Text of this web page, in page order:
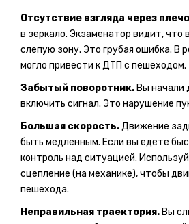
Отсутствие взгляда через
в зеркало. Экзаменатор видит, что
слепую зону. Это грубая ошибка. В
могло привести к ДТП с пешеходом.
Забытый поворотник. Вы начали
включить сигнал. Это нарушение
Большая скорость.Движение
быть медленным. Если вы едете
контроль над ситуацией.
сцепление (на механике), чтобы
пешехода.
Неправильная траектория. Вы